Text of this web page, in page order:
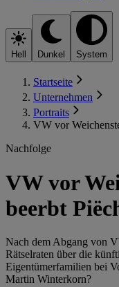
Hell Dunkel System
Startseite
Unternehmen
Portraits
VW vor
Nachfolge
VW vor
beerbt
Nach dem Abgang von
Rätselraten über die
Eigentümerfamilien bei
Martin Winterkorn?